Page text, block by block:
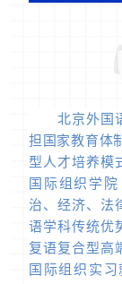
北京外国
担国家教育体
型人才培养模
国际组织学
治、经济、法
语学科传统优
复语复合型高
国际组织实习